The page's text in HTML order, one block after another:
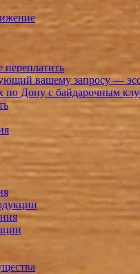
вашему запросу —
по Дону с байдарочным